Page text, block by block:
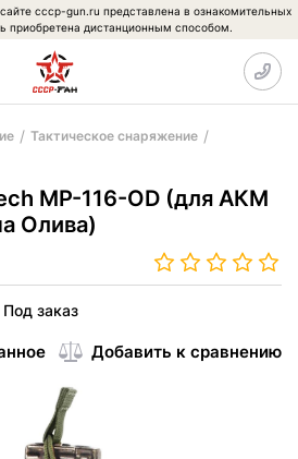
cccp-gun.ru представлена в ознакомительных
приобретена дистанционным способом.
Тактическое снаряжение
MP-116-OD (для АКМ
Олива)
Под заказ
Добавить к сравнению